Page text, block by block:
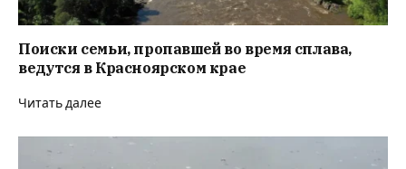
Поиски семьи, пропавшей во время сплава,
ведутся в Красноярском крае
Читать далее